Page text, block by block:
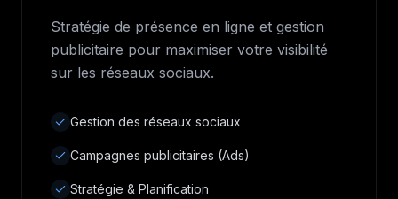
Stratégie de présence en ligne et gestion
publicitaire pour maximiser votre visibilité
sur les réseaux sociaux.
Gestion des réseaux sociaux
Campagnes publicitaires (Ads)
Stratégie & Planification